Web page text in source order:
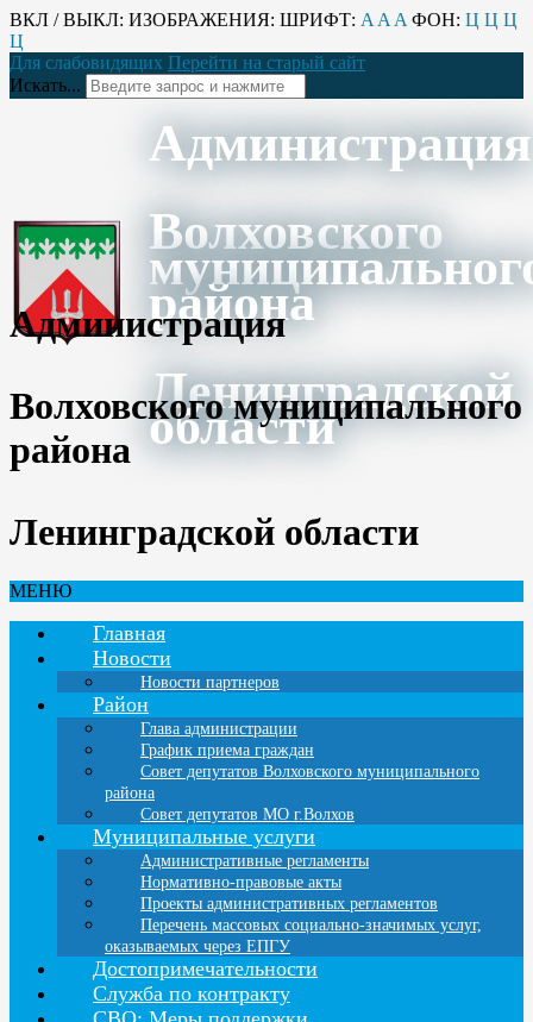
ВКЛ / ВЫКЛ: ИЗОБРАЖЕНИЯ: ШРИФТ: A A A ФОН: Ц Ц Ц
Ц
Для слабовидящих Перейти на старый сайт
Искать...
Администрация
Волховского
района
Ленинградской
области
Администрация
Волховского муниципального
района
Ленинградской области
МЕНЮ
Главная
Новости
Новости партнеров
Район
Глава администрации
График приема граждан
Совет депутатов Волховского муниципального
района
Совет депутатов МО г.Волхов
Муниципальные услуги
Административные регламенты
Нормативно-правовые акты
Проекты административных регламентов
Перечень массовых социально-значимых услуг,
оказываемых через ЕПГУ
Достопримечательности
Служба по контракту